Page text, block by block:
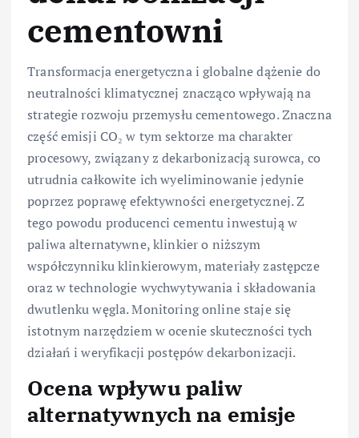
cementowni
Transformacja energetyczna i globalne dążenie do
neutralności klimatycznej znacząco wpływają na
strategie rozwoju przemysłu cementowego. Znaczna
część emisji CO₂ w tym sektorze ma charakter
procesowy, związany z dekarbonizacją surowca, co
utrudnia całkowite ich wyeliminowanie jedynie
poprzez poprawę efektywności energetycznej. Z
tego powodu producenci cementu inwestują w
paliwa alternatywne, klinkier o niższym
współczynniku klinkierowym, materiały zastępcze
oraz w technologie wychwytywania i składowania
dwutlenku węgla. Monitoring online staje się
istotnym narzędziem w ocenie skuteczności tych
działań i weryfikacji postępów dekarbonizacji.
Ocena wpływu paliw
alternatywnych na emisje